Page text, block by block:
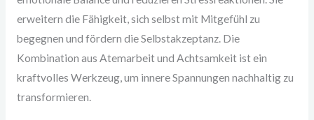
erweitern die Fähigkeit, sich selbst mit Mitgefühl zu
begegnen und fördern die Selbstakzeptanz. Die
Kombination aus Atemarbeit und Achtsamkeit ist ein
kraftvolles Werkzeug, um innere Spannungen nachhaltig zu
transformieren.